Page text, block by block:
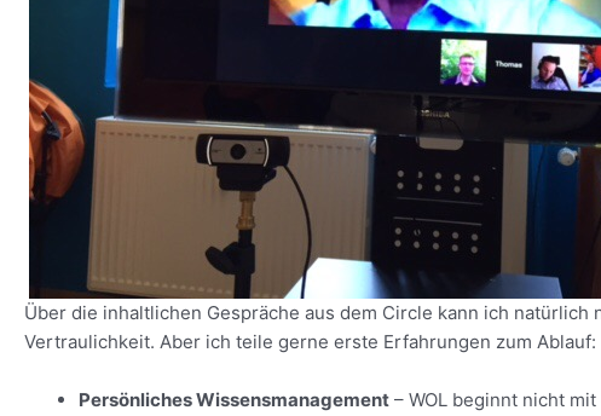
Über die inhaltlichen Gespräche aus dem Circle kann ich
Vertraulichkeit. Aber ich teile gerne erste Erfahrungen zum Ablauf:
Persönliches Wissensmanagement – WOL beginnt nicht